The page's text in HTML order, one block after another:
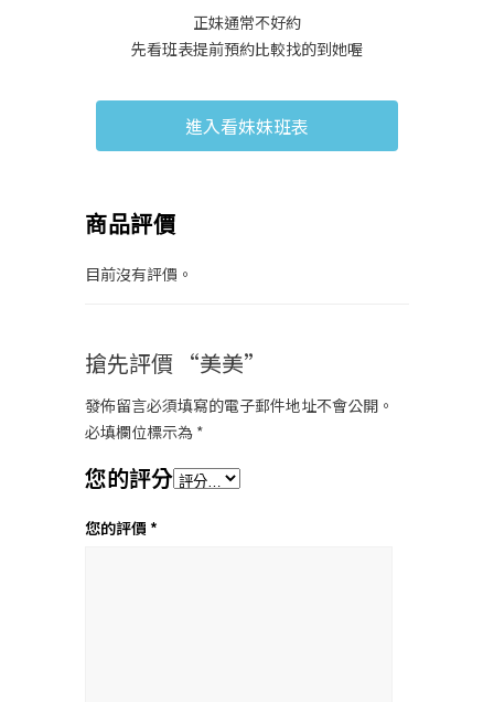
正妹通常不好約
先看班表提前預約比較找的到她喔
進入看妹妹班表
商品評價
目前沒有評價。
搶先評價 “美美”
發佈留言必須填寫的電子郵件地址不會公開。
必填欄位標示為 *
您的評分
您的評價 *